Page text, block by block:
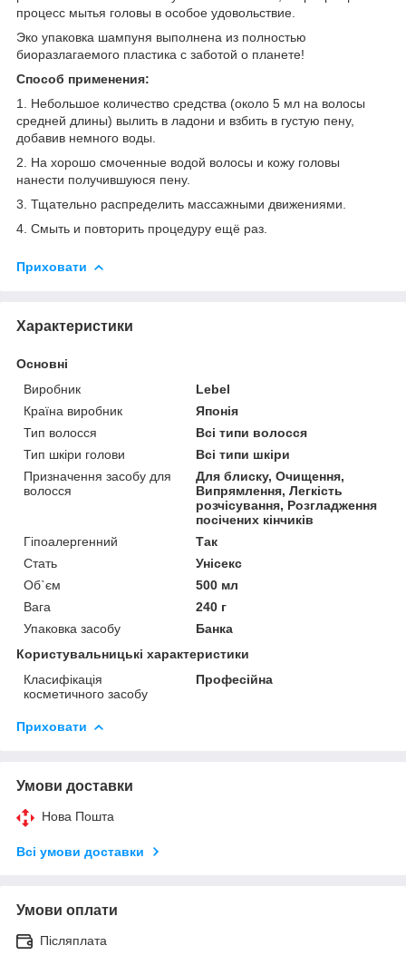
процесс мытья головы в особое удовольствие.
Эко упаковка шампуня выполнена из полностью
биоразлагаемого пластика с заботой о планете!
Способ применения:
1. Небольшое количество средства (около 5 мл на волосы
средней длины) вылить в ладони и взбить в густую пену,
добавив немного воды.
2. На хорошо смоченные водой волосы и кожу головы
нанести получившуюся пену.
3. Тщательно распределить массажными движениями.
4. Смыть и повторить процедуру ещё раз.
Приховати
Характеристики
Основні
Виробник
Lebel
Країна виробник
Японія
Тип волосся
Всі типи волосся
Тип шкіри голови
Всі типи шкіри
Призначення засобу для
волосся
Для блиску, Очищення,
Випрямлення, Легкість
розчісування, Розгладження
посічених кінчиків
Гіпоалергенний
Так
Стать
Унісекс
Об`єм
500 мл
Вага
240 г
Упаковка засобу
Банка
Користувальницькі характеристики
Класифікація
косметичного засобу
Професійна
Приховати
Умови доставки
Нова Пошта
Всі умови доставки
Умови оплати
Післяплата